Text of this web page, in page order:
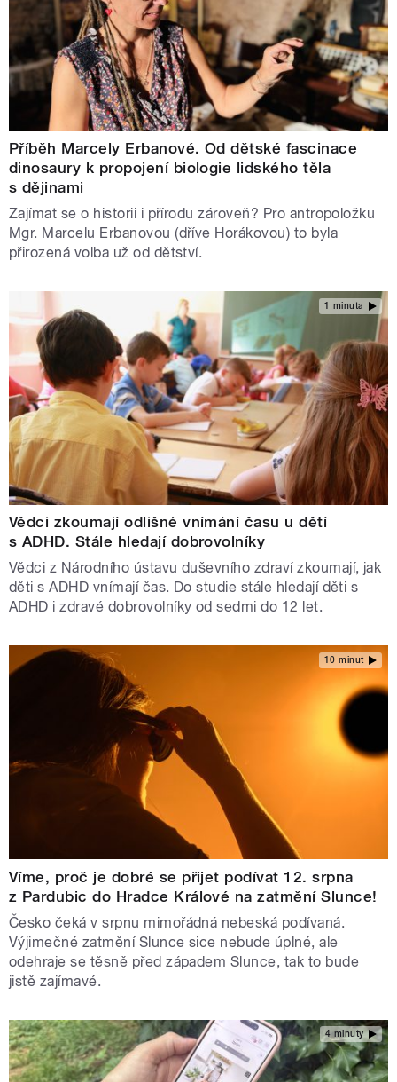
Příběh Marcely Erbanové. Od dětské fascinace
dinosaury k propojení biologie lidského těla
s dějinami
Zajímat se o historii i přírodu zároveň? Pro antropoložku
Mgr. Marcelu Erbanovou (dříve Horákovou) to byla
přirozená volba už od dětství.
1 minuta
Vědci zkoumají odlišné vnímání času u dětí
s ADHD. Stále hledají dobrovolníky
Vědci z Národního ústavu duševního zdraví zkoumají, jak
děti s ADHD vnímají čas. Do studie stále hledají děti s
ADHD i zdravé dobrovolníky od sedmi do 12 let.
10 minut
Víme, proč je dobré se přijet podívat 12. srpna
z Pardubic do Hradce Králové na zatmění Slunce!
Česko čeká v srpnu mimořádná nebeská podívaná.
Výjimečné zatmění Slunce sice nebude úplné, ale
odehraje se těsně před západem Slunce, tak to bude
jistě zajímavé.
4 minuty